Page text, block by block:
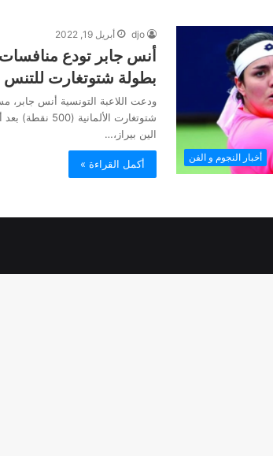
أخبار النجوم و الفن
djo أبريل 19, 2022
أنس جابر تودع
بطولة شتوتغارت للتنس
ودعت اللاعبة التونسية أنس جابر،
شتوتغارت
الين بيراز،…
أكمل القراءة »